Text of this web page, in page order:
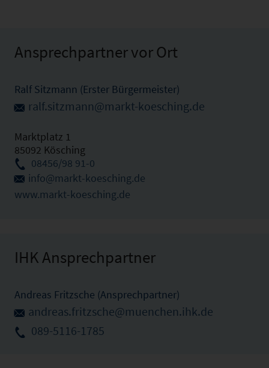
Ansprechpartner vor Ort
Ralf Sitzmann (Erster Bürgermeister)
ralf.sitzmann@markt-koesching.de
Marktplatz 1
85092 Kösching
08456/98 91-0
info@markt-koesching.de
www.markt-koesching.de
IHK Ansprechpartner
Andreas Fritzsche (Ansprechpartner)
andreas.fritzsche@muenchen.ihk.de
089-5116-1785